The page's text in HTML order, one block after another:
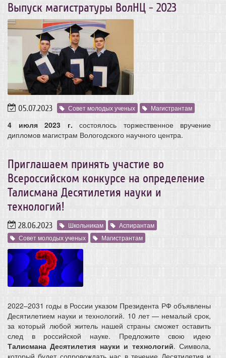
Выпуск магистратуры ВолНЦ - 2023
05.07.2023 Совет молодых ученых Магистрантам
4 июля 2023 г. состоялось торжественное вручение
дипломов магистрам Вологодского научного центра.
Приглашаем принять участие во
Всероссийском конкурсе на определение
Талисмана Десятилетия науки и
технологий!
28.06.2023 Школьникам
Аспирантам
Совет молодых ученых
Магистрантам
2022–2031 годы в России указом Президента РФ объявлены
Десятилетием науки и технологий. 10 лет — немалый срок,
за который любой житель нашей страны сможет оставить
след в российской науке. Предложите свою идею
Талисмана Десятилетия науки и технологий. Символа,